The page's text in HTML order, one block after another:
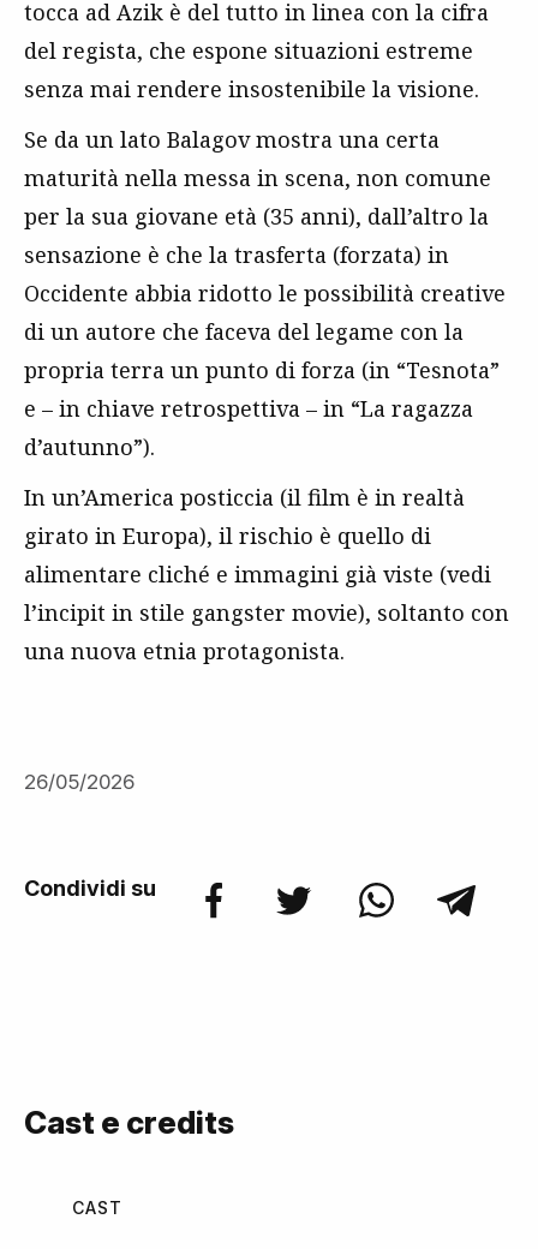
tocca ad Azik è del tutto in linea con la cifra
del regista, che espone situazioni estreme
senza mai rendere insostenibile la visione.
Se da un lato Balagov mostra una certa
maturità nella messa in scena, non comune
per la sua giovane età (35 anni), dall’altro la
sensazione è che la trasferta (forzata) in
Occidente abbia ridotto le possibilità creative
di un autore che faceva del legame con la
propria terra un punto di forza (in “Tesnota”
e – in chiave retrospettiva – in “La ragazza
d’autunno”).
In un’America posticcia (il film è in realtà
girato in Europa), il rischio è quello di
alimentare cliché e immagini già viste (vedi
l’incipit in stile gangster movie), soltanto con
una nuova etnia protagonista.
26/05/2026
Condividi su
Cast e credits
CAST